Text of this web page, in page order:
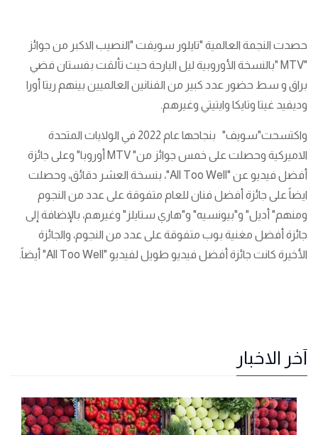
حصدت النجمة العالمية "تايلور سويفت "النصيب الاكبر من جوائز
"MTV "بالنسخة الأوروبية ليل البارحة حيث تألقت بفستان فضي
براق و سط حضور عدد كبير من الفنانين العالميين بينهم ريتا أورا
وديفيد غيتا وتايكا وايتيتي وغيرهم.
واكتسحت"سويف" بنجاحها عام 2022 في الولايات المتحدة
الاميركية وحصلت على خمس جوائز من" MTV أوروبا" وعلى جائزة
أفضل فيديو عن "All Too Well"، بنسخة العشر دقائق، وحصلت
ايضاً على جائزة أفضل فنان للعام متفوقة على عدد من النجوم
ومنهم" أديل" و"بيونسيه" و"هاري ستايلز" وغيرهم، بالإضافة إلى
جائزة أفضل مغنية بوب متفوقة على عدد من النجوم، والجائزة
الأخيرة كانت جائزة أفضل فيديو طويل لفيديو "All Too Well" أيضاً.
آخر الاخبار